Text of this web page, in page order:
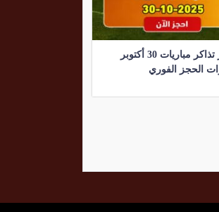
أسعار وحجز تذاكر مباريات 30 أكتوبر